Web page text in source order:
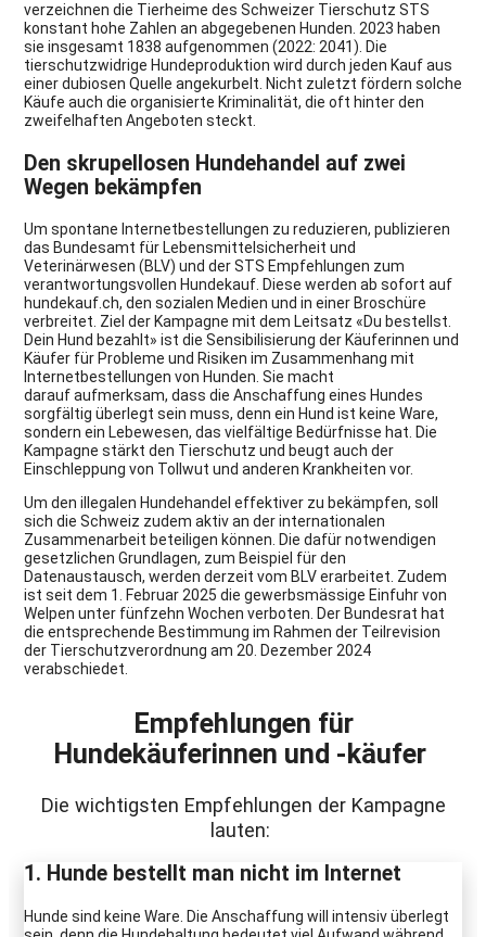
verzeichnen die Tierheime des Schweizer Tierschutz STS
konstant hohe Zahlen an abgegebenen Hunden. 2023 haben
sie insgesamt 1838 aufgenommen (2022: 2041). Die
tierschutzwidrige Hundeproduktion wird durch jeden Kauf aus
einer dubiosen Quelle angekurbelt. Nicht zuletzt fördern solche
Käufe auch die organisierte Kriminalität, die oft hinter den
zweifelhaften Angeboten steckt.
Den skrupellosen Hundehandel auf zwei
Wegen bekämpfen
Um spontane Internetbestellungen zu reduzieren, publizieren
das Bundesamt für Lebensmittelsicherheit und
Veterinärwesen (BLV) und der STS Empfehlungen zum
verantwortungsvollen Hundekauf. Diese werden ab sofort auf
hundekauf.ch, den sozialen Medien und in einer Broschüre
verbreitet. Ziel der Kampagne mit dem Leitsatz «Du bestellst.
Dein Hund bezahlt» ist die Sensibilisierung der Käuferinnen und
Käufer für Probleme und Risiken im Zusammenhang mit
Internetbestellungen von Hunden. Sie macht
darauf aufmerksam, dass die Anschaffung eines Hundes
sorgfältig überlegt sein muss, denn ein Hund ist keine Ware,
sondern ein Lebewesen, das vielfältige Bedürfnisse hat. Die
Kampagne stärkt den Tierschutz und beugt auch der
Einschleppung von Tollwut und anderen Krankheiten vor.
Um den illegalen Hundehandel effektiver zu bekämpfen, soll
sich die Schweiz zudem aktiv an der internationalen
Zusammenarbeit beteiligen können. Die dafür notwendigen
gesetzlichen Grundlagen, zum Beispiel für den
Datenaustausch, werden derzeit vom BLV erarbeitet. Zudem
ist seit dem 1. Februar 2025 die gewerbsmässige Einfuhr von
Welpen unter fünfzehn Wochen verboten. Der Bundesrat hat
die entsprechende Bestimmung im Rahmen der Teilrevision
der Tierschutzverordnung am 20. Dezember 2024
verabschiedet.
Empfehlungen für
Hundekäuferinnen und -käufer
Die wichtigsten Empfehlungen der Kampagne
lauten:
1. Hunde bestellt man nicht im Internet
Hunde sind keine Ware. Die Anschaffung will intensiv überlegt